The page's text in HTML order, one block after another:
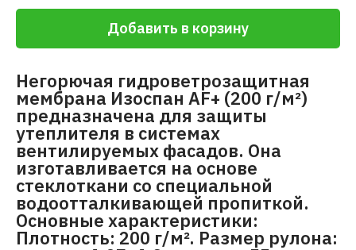
Добавить в корзину
Негорючая гидроветрозащитная
мембрана Изоспан AF+ (200 г/м²)
предназначена для защиты
утеплителя в системах
вентилируемых фасадов. Она
изготавливается на основе
стеклоткани со специальной
водоотталкивающей пропиткой.
Основные характеристики:
Плотность: 200 г/м². Размер рулона: